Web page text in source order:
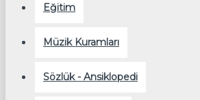
Eğitim
Müzik Kuramları
Sözlük - Ansiklopedi